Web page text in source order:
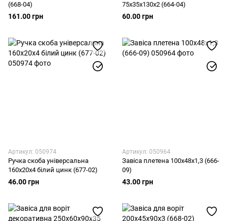
(668-04)
161.00 грн
75х35х130х2 (664-04)
60.00 грн
Артикул: 050974
Ручка скоба універсальна
160х20х4 білий цинк (677-02)
46.00 грн
Артикул: 050964
Завіса плетена 100х48х1,3 (666-
09)
43.00 грн